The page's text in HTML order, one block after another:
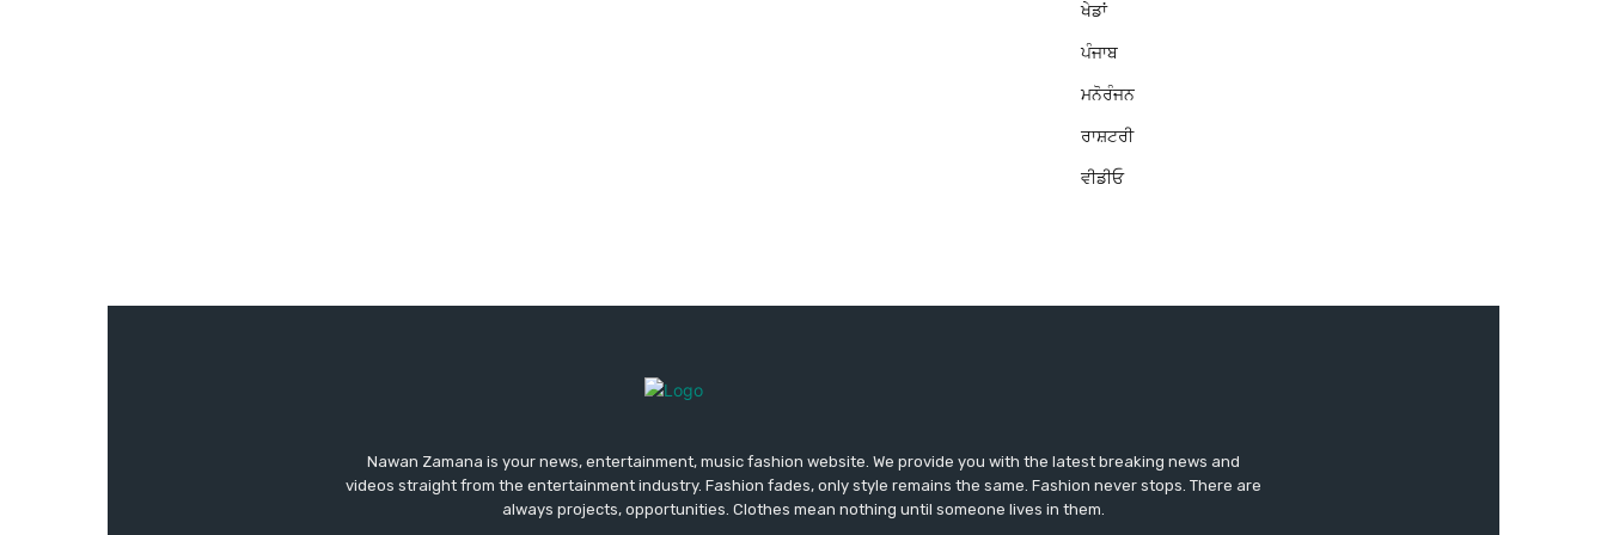
ਖੇਡਾਂ
ਪੰਜਾਬ
ਮਨੋਰੰਜਨ
ਰਾਸ਼ਟਰੀ
ਵੀਡੀਓ
Nawan Zamana is your news, entertainment, music fashion website. We provide you with the latest breaking news and
videos straight from the entertainment industry. Fashion fades, only style remains the same. Fashion never stops. There are
always projects, opportunities. Clothes mean nothing until someone lives in them.